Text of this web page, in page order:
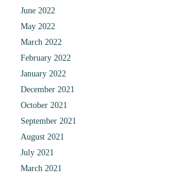
June 2022
May 2022
March 2022
February 2022
January 2022
December 2021
October 2021
September 2021
August 2021
July 2021
March 2021